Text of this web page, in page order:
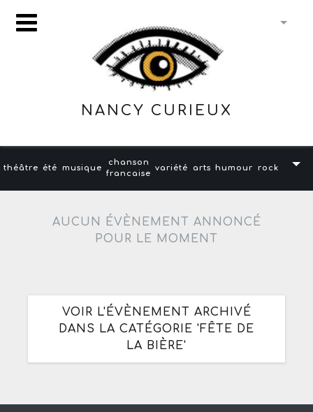
NANCY CURIEUX
théâtre été musique
chanson
francaise
variété arts humour rock
AUCUN ÉVÈNEMENT ANNONCÉ
POUR LE MOMENT
VOIR L'ÉVÈNEMENT ARCHIVÉ
DANS LA CATÉGORIE 'FÊTE DE
LA BIÈRE'